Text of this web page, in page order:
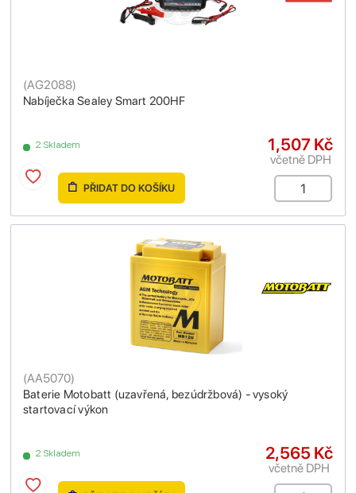
Nabíječka Sealey Smart 200HF
(AG2088)
2 Skladem 1,507 Kč
včetně DPH
PŘIDAT DO KOŠÍKU
Baterie Motobatt (uzavřená, bezúdržbová) - vysoký
startovací výkon
(AA5070)
2 Skladem 2,565 Kč
včetně DPH